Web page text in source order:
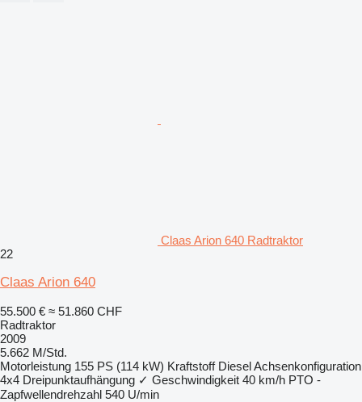
Claas Arion 640 Radtraktor
22
Claas Arion 640
55.500 € ≈ 51.860 CHF
Radtraktor
2009
5.662 M/Std.
Motorleistung 155 PS (114 kW) Kraftstoff DieselAchsenkonfiguration
4x4 Dreipunktaufhängung ✓ Geschwindigkeit 40 km/h PTO -
Zapfwellendrehzahl 540 U/min